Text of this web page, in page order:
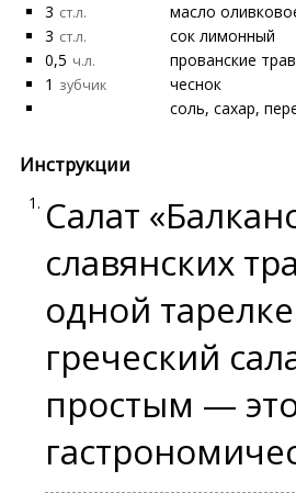
3 ст.л.
масло
3 ст.л.
сок лимонный
0,5 ч.л.
прованские
1 зубчик
чеснок
соль, сахар,
Инструкции
Салат
славянских
одной
греческий
простым —